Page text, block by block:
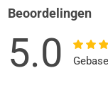
Beoordelingen
5.0